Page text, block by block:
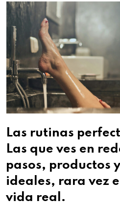
Las rutinas
Las que ves en
pasos, productos
ideales, rara vez
vida real.